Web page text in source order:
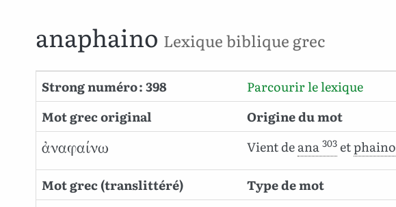
anaphaino Lexique biblique grec
Strong numéro : 398
Parcourir le lexique
Mot grec original
Origine du mot
ἀναφαίνω Vient deana 303 etphaino
Mot grec (translittéré)
Type de mot